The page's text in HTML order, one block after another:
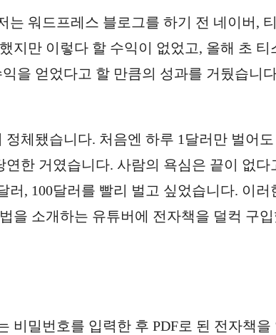
는 워드프레스 블로그를 하기 전 네이버,
지만 이렇다 할 수익이 없었고, 올해 초 티
을 얻었다고 할 만큼의 성과를 거뒀습니
체됐습니다. 처음엔 하루 1달러만 벌어도
한 거였습니다. 사람의 욕심은 끝이 없다
러, 100달러를 빨리 벌고 싶었습니다. 이러
을 소개하는 유튜버에 전자책을 덜컥 구
비밀번호를 입력한 후 PDF로 된 전자책을